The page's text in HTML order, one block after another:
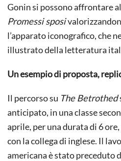
Gonin si possono affrontare
Promessi sposi
l’apparato iconografico, che
illustrato della letteratura
Un esempio di proposta,
Il percorso su The Betrothed
anticipato, in una classe
aprile, per una durata di 6
con la collega di inglese. Il
americana è stato preceduto